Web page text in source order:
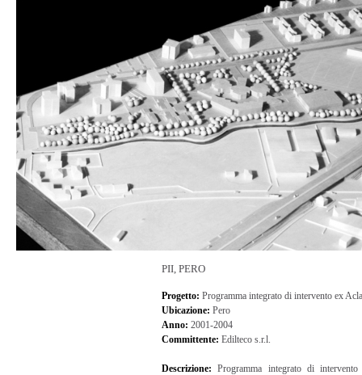
Attendere, caricamento immagini in corso...
PII, PERO
Progetto: Programma integrato di intervento ex
Ubicazione: Pero
Anno: 2001-2004
Committente: Edilteco s.r.l.
Descrizione:Programma integrato di